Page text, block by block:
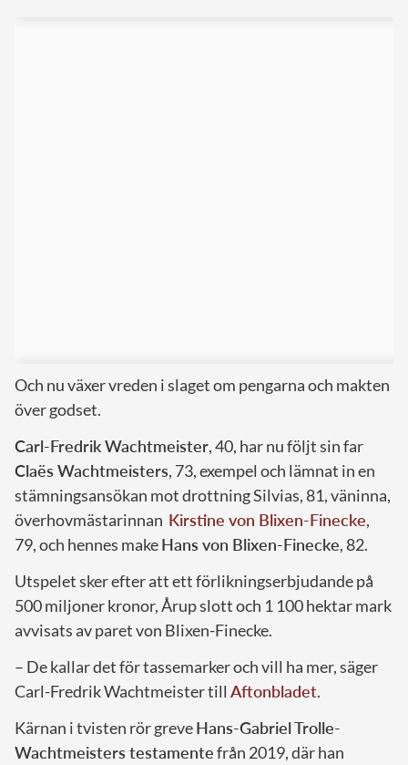
Och nu växer vreden i slaget om pengarna och makten
över godset.
Carl-Fredrik Wachtmeister, 40, har nu följt sin far
Claës Wachtmeisters, 73, exempel och lämnat in en
stämningsansökan mot drottning Silvias, 81, väninna,
överhovmästarinnan Kirstine von Blixen-Finecke,
79, och hennes makeHans von Blixen-Finecke, 82.
Utspelet sker efter att ett förlikningserbjudande på
500 miljoner kronor, Årup slott och 1 100 hektar mark
avvisats av paret von Blixen-Finecke.
– De kallar det för tassemarker och vill ha mer, säger
Carl-Fredrik Wachtmeister till Aftonbladet.
Kärnan i tvisten rör greveHans-Gabriel Trolle-
Wachtmeisters testamentefrån 2019, där han